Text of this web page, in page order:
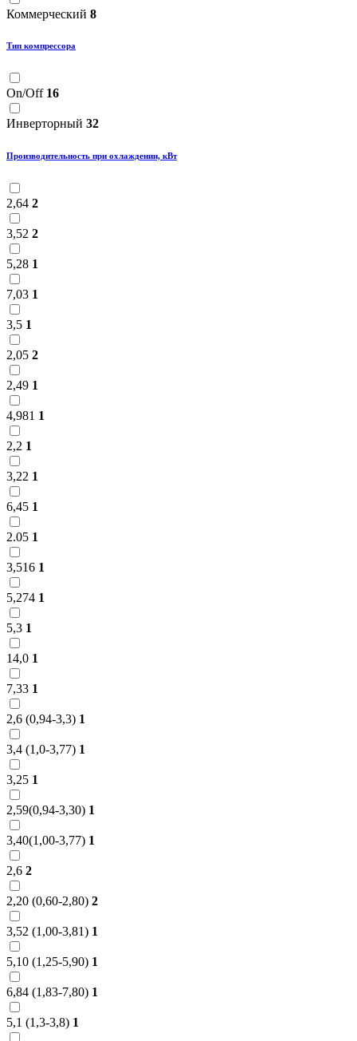
Коммерческий 8
Тип компрессора
On/Off 16
Инверторный 32
Производительность при охлаждении, кВт
2,64 2
3,52 2
5,28 1
7,03 1
3,5 1
2,05 2
2,49 1
4,981 1
2,2 1
3,22 1
6,45 1
2.05 1
3,516 1
5,274 1
5,3 1
14,0 1
7,33 1
2,6 (0,94-3,3) 1
3,4 (1,0-3,77) 1
3,25 1
2,59(0,94-3,30) 1
3,40(1,00-3,77) 1
2,6 2
2,20 (0,60-2,80) 2
3,52 (1,00-3,81) 1
5,10 (1,25-5,90) 1
6,84 (1,83-7,80) 1
5,1 (1,3-3,8) 1